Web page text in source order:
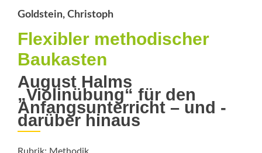
Goldstein, Christoph
Flexibler ­methodischer
Baukasten
August Halms
„Violinübung“ für den
Anfangsunterricht – und ­
darüber hinaus